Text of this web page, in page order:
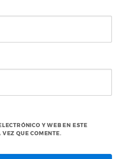
Y WEB EN ESTE
QUE COMENTE.